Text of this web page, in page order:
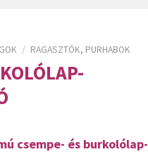
/ RAGASZTÓK, PURHABOK
csempe- és burkolólap-